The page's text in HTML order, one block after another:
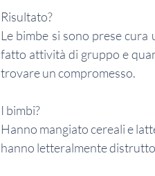
Risultato?
Le bimbe si sono prese
fatto attività di gruppo e
trovare un compromesso.
I bimbi?
Hanno mangiato cereali e
hanno letteralmente